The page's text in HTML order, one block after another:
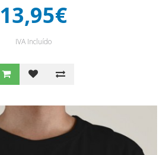
13,95€
IVA Incluído